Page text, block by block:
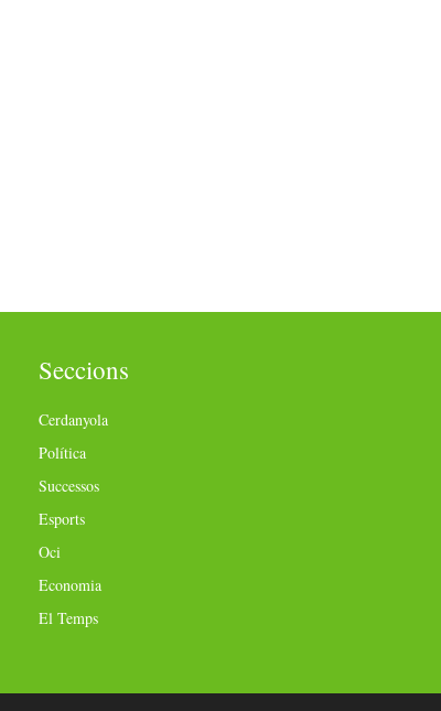
Seccions
Cerdanyola
Política
Successos
Esports
Oci
Economia
El Temps